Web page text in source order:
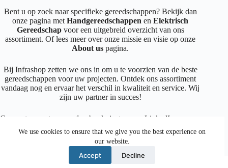
We use cookies to ensure that we give you the best experience on
our website.
Accept Decline
Bent u op zoek naar specifieke gereedschappen? Bekijk dan
onze pagina metHandgereedschappen enElektrisch
Gereedschapvoor een uitgebreid overzicht van ons
assortiment. Of lees meer over onze missie en visie op onze
About us pagina.
Bij Infrashop zetten we ons in om u te voorzien van de beste
gereedschappen voor uw projecten. Ontdek ons assortiment
vandaag nog en ervaar het verschil in kwaliteit en service. Wij
zijn uw partner in succes!
Connecteer met ons op facebook instagram LinkedIn
Facebook
Instagram
LinkedIn
© 2026 Crea Design BE0464.993.353 |Cookie Policy